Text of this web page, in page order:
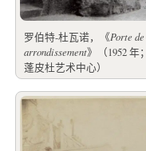
罗伯特-杜瓦诺，《Porte
arrondissement》（1952 年
蓬皮杜艺术中心）